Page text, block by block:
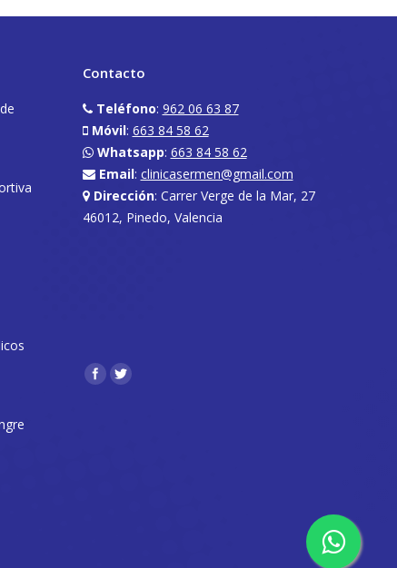
Contacto
Teléfono: 962 06 63 87
Móvil: 663 84 58 62
Whatsapp: 663 84 58 62
Email: clinicasermen@gmail.com
Dirección: Carrer Verge de la Mar, 27
46012, Pinedo, Valencia
Encuéntranos en: